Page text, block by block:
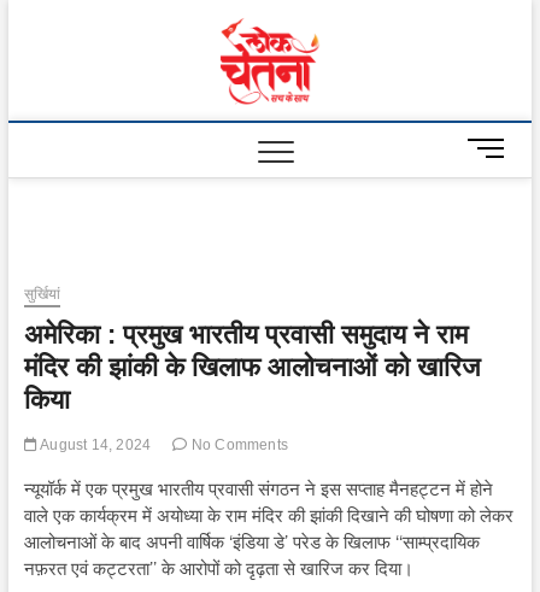
M
e
o
सुर्खियां
अमेरिका : प्रमुख भारतीय प्रवासी समुदाय ने राम
मंदिर की झांकी के खिलाफ आलोचनाओं को खारिज
किया
August 14, 2024 No Comments
न्यूयॉर्क में एक प्रमुख भारतीय प्रवासी संगठन ने इस सप्ताह मैनहट्टन में होने
वाले एक कार्यक्रम में अयोध्या के राम मंदिर की झांकी दिखाने की घोषणा को लेकर
आलोचनाओं के बाद अपनी वार्षिक ‘इंडिया डे’ परेड के खिलाफ ‘‘साम्प्रदायिक
नफ़रत एवं कट्टरता’’ के आरोपों को दृढ़ता से खारिज कर दिया।